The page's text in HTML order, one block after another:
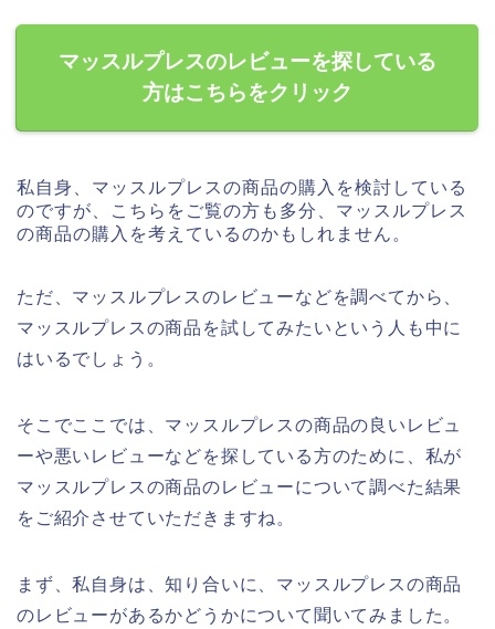
マッスルプレスのレビューを探している
方はこちらをクリック
私自身、マッスルプレスの商品の購入を検討している
のですが、こちらをご覧の方も多分、マッスルプレス
の商品の購入を考えているのかもしれません。
ただ、マッスルプレスのレビューなどを調べてから、
マッスルプレスの商品を試してみたいという人も中に
はいるでしょう。
そこでここでは、マッスルプレスの商品の良いレビュ
ーや悪いレビューなどを探している方のために、私が
マッスルプレスの商品のレビューについて調べた結果
をご紹介させていただきますね。
まず、私自身は、知り合いに、マッスルプレスの商品
のレビューがあるかどうかについて聞いてみました。